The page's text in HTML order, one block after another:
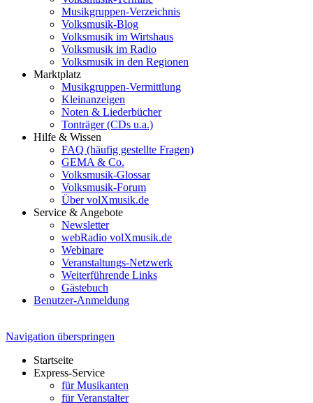
Musikgruppen-Verzeichnis
Volksmusik-Blog
Volksmusik im Wirtshaus
Volksmusik im Radio
Volksmusik in den Regionen
Marktplatz
Musikgruppen-Vermittlung
Kleinanzeigen
Noten & Liederbücher
Tonträger (CDs u.a.)
Hilfe & Wissen
FAQ (häufig gestellte Fragen)
GEMA & Co.
Volksmusik-Glossar
Volksmusik-Forum
Über volXmusik.de
Service & Angebote
Newsletter
webRadio volXmusik.de
Webinare
Veranstaltungs-Netzwerk
Weiterführende Links
Gästebuch
Benutzer-Anmeldung
Navigation überspringen
Startseite
Express-Service
für Musikanten
für Veranstalter